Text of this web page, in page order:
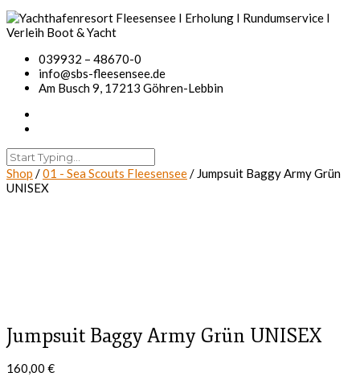
039932 – 48670-0
info@sbs-fleesensee.de
Am Busch 9, 17213 Göhren-Lebbin
Shop /01 - Sea Scouts Fleesensee/ Jumpsuit Baggy Army Grün
UNISEX
Jumpsuit Baggy Army Grün UNISEX
160,00 €